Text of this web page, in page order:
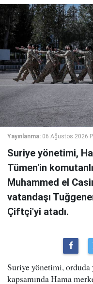
Yayınlanma: 06 Ağustos 2026
Suriye yönetimi,
Tümen'in
Muhammed el
vatandaşı
Çiftçi'yi atadı.
Suriye yönetimi, orduda
kapsamında Hama